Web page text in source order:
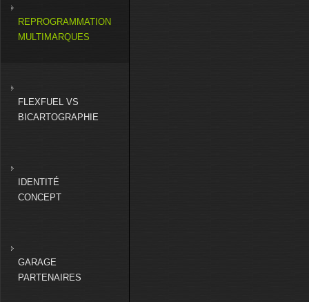
REPROGRAMMATION
MULTIMARQUES
FLEXFUEL VS
BICARTOGRAPHIE
IDENTITÉ
CONCEPT
GARAGE
PARTENAIRES